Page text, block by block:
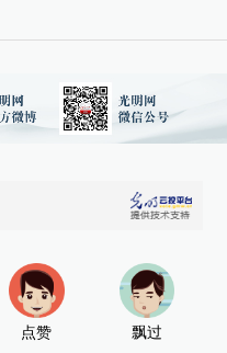
点赞 飘过